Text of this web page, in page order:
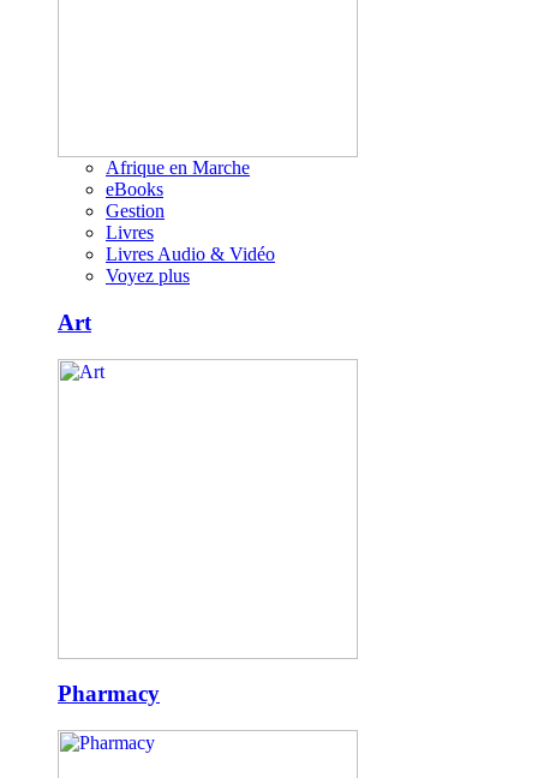
Afrique en Marche
eBooks
Gestion
Livres
Livres Audio & Vidéo
Voyez plus
Art
Pharmacy